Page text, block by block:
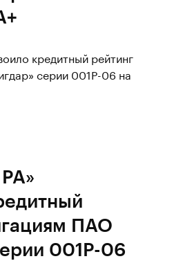
кредитный рейтинг
серии 001Р-06 на
ПАО
001Р-06